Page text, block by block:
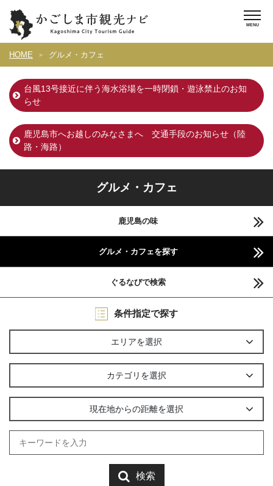
HOME グルメ・カフェ
台風13号接近に伴う海水浴場を一時閉鎖・遊泳禁止のお知
らせ
鹿児島市へお越しのみなさまへ 交通手段のお知らせ（陸
路・海路）
グルメ・カフェ
鹿児島の味
グルメ・カフェを探す
ぐるなびで検索
条件指定で探す
エリアを選択
カテゴリを選択
現在地からの距離を選択
検索